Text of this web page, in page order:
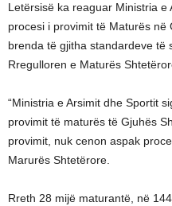
Letërsisë ka reaguar Ministria
procesi i provimit të Maturës
brenda të gjitha standardeve të
Rregulloren e Maturës
“Ministria e Arsimit dhe Sportit
provimit të maturës të Gjuhës
provimit, nuk cenon aspak
Marurës Shtetërore.
Rreth 28 mijë maturantë, në